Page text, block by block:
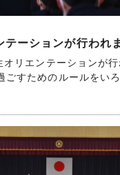
テーションが行われ
リエンテーションが
ごすためのルールをい